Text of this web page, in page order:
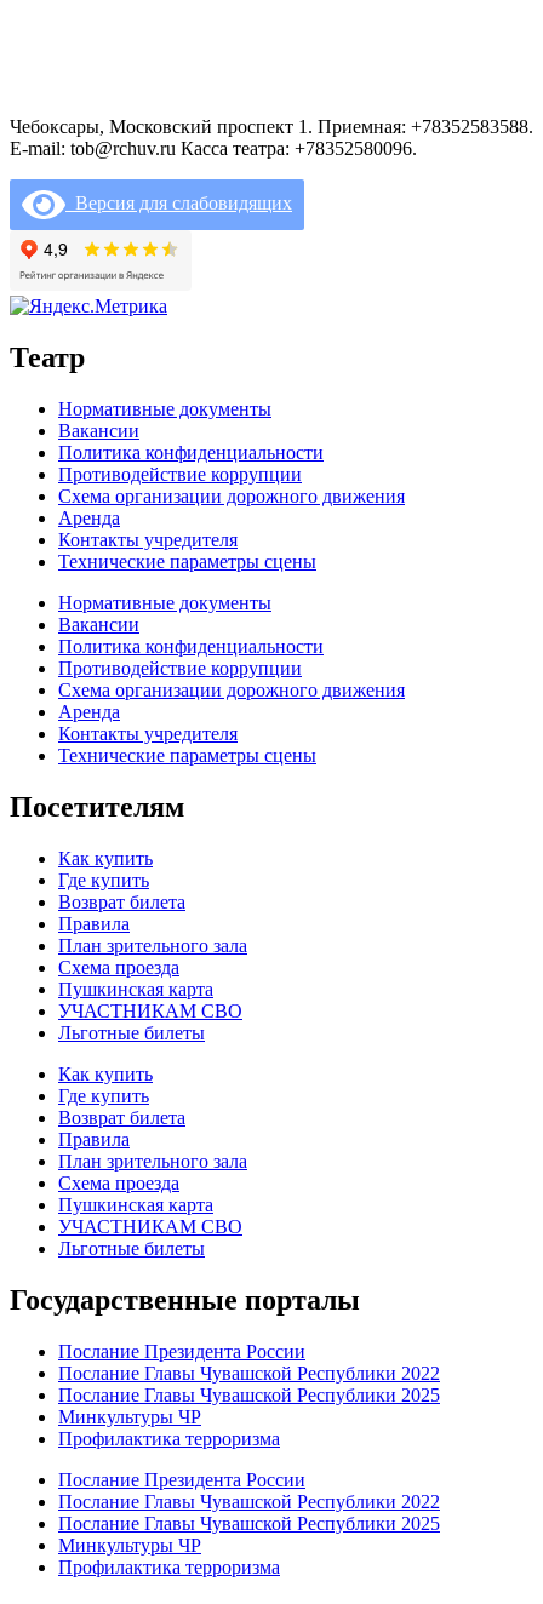
Чебоксары, Московский проспект 1. Приемная: +78352583588.
E-mail: tob@rchuv.ru Касса театра: +78352580096.
Версия для слабовидящих
Театр
Нормативные документы
Вакансии
Политика конфиденциальности
Противодействие коррупции
Схема организации дорожного движения
Аренда
Контакты учредителя
Технические параметры сцены
Нормативные документы
Вакансии
Политика конфиденциальности
Противодействие коррупции
Схема организации дорожного движения
Аренда
Контакты учредителя
Технические параметры сцены
Посетителям
Как купить
Где купить
Возврат билета
Правила
План зрительного зала
Схема проезда
Пушкинская карта
УЧАСТНИКАМ СВО
Льготные билеты
Как купить
Где купить
Возврат билета
Правила
План зрительного зала
Схема проезда
Пушкинская карта
УЧАСТНИКАМ СВО
Льготные билеты
Государственные порталы
Послание Президента России
Послание Главы Чувашской Республики 2022
Послание Главы Чувашской Республики 2025
Минкультуры ЧР
Профилактика терроризма
Послание Президента России
Послание Главы Чувашской Республики 2022
Послание Главы Чувашской Республики 2025
Минкультуры ЧР
Профилактика терроризма